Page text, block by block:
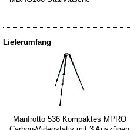
Lieferumfang
Manfrotto 536 Kompaktes MPRO